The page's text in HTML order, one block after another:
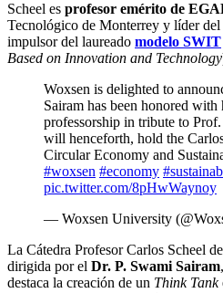
Scheel es profesor emérito de
Tecnológico de Monterrey y líder
impulsor del laureado modelo SWIT
Based on Innovation and Technology
Woxsen is delighted to
Sairam has been honored
professorship in tribute to
will henceforth, hold the
Circular Economy and
#woxsen #economy
pic.twitter.com/8pHwWaynoy
— Woxsen University
La Cátedra Profesor Carlos Scheel
dirigida por el Dr. P. Swami Sairam
destaca la creación de un Think Tank